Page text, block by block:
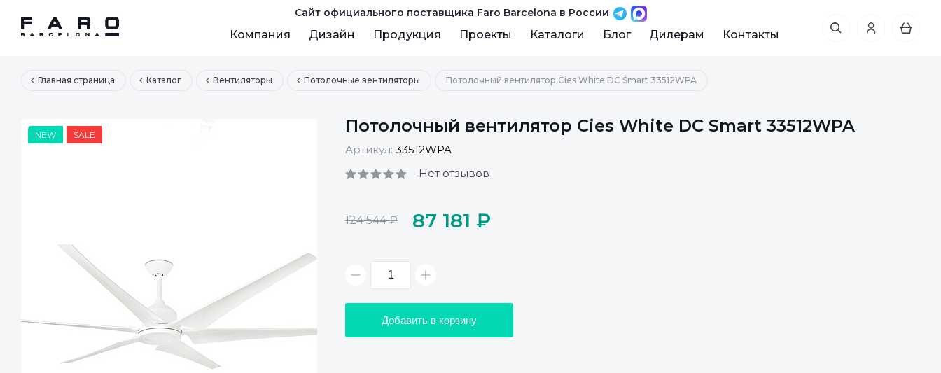
Сайт официального поставщика Faro Barcelona в России
Компания Дизайн Продукция Проекты Каталоги Блог Дилерам Контакты
Главная страница Каталог Вентиляторы Потолочные вентиляторы Потолочный вентилятор Cies White DC Smart 33512WPA
NEW SALE Потолочный вентилятор Cies White DC Smart 33512WPA
Артикул: 33512WPA
Нет отзывов
124 544 ₽ 87 181 ₽
Добавить в корзину